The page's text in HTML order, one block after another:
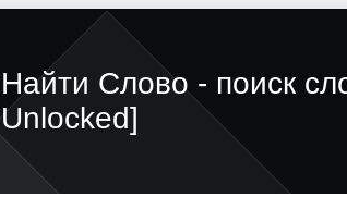
Найти Слово - поиск
Unlocked]